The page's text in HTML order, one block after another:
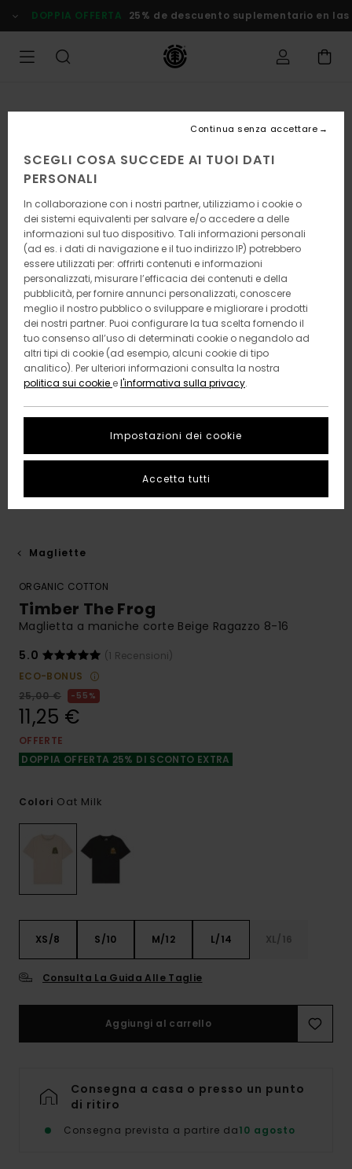
alle
informazioni
prodotto
DOPPIA OFFERTA 25% de descuento suplementario en las
Magliette
ORGANIC COTTON
Timber The Frog
Maglietta a maniche corte Beige Ragazzo 8-16
5.0
(1 Recensioni)
ECO-BONUS
25,00 €
55%
11,25 €
OFFERTE
DOPPIA OFFERTA 25% DI SCONTO EXTRA
Colori Oat Milk
XS/8 S/10 M/12 L/14 XL/16
Consulta La Guida Alle Taglie
Aggiungi al carrello
Consegna a casa o presso un punto
di ritiro
Consegna prevista a partire da10 agosto
SCEGLI COSA SUCCEDE AI TUOI DATI
PERSONALI
In collaborazione con i nostri partner, utilizziamo i cookie o
dei sistemi equivalenti per salvare e/o accedere a delle
informazioni sul tuo dispositivo. Tali informazioni personali
(ad es. i dati di navigazione e il tuo indirizzo IP) potrebbero
essere utilizzati per: offrirti contenuti e informazioni
personalizzati, misurare l’efficacia dei contenuti e della
pubblicità, per fornire annunci personalizzati, conoscere
meglio il nostro pubblico o sviluppare e migliorare i prodotti
dei nostri partner. Puoi configurare la tua scelta fornendo il
tuo consenso all’uso di determinati cookie o negandolo ad
altri tipi di cookie (ad esempio, alcuni cookie di tipo
analitico). Per ulteriori informazioni consulta la nostra
politica sui cookie el'informativa sulla privacy.
Impostazioni dei cookie
Continua senza accettare
Accetta tutti